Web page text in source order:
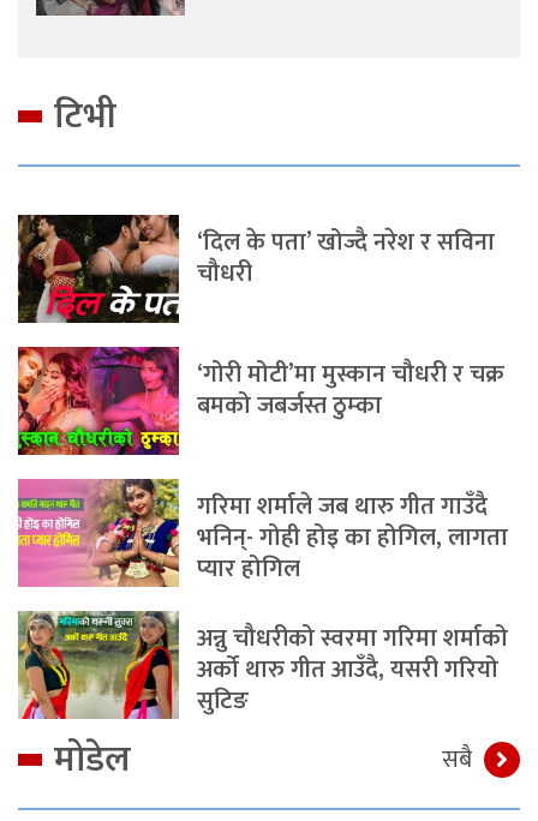
टिभी
‘दिल के पता’ खोज्दै नरेश र सविना
चौधरी
‘गोरी मोटी’मा मुस्कान चौधरी र चक्र
बमको जबर्जस्त ठुम्का
गरिमा शर्माले जब थारु गीत गाउँदै
भनिन्- गोही होइ का होगिल, लागता
प्यार होगिल
अन्नु चौधरीको स्वरमा गरिमा शर्माको
अर्को थारु गीत आउँदै, यसरी गरियो
सुटिङ
मोडेल सबै